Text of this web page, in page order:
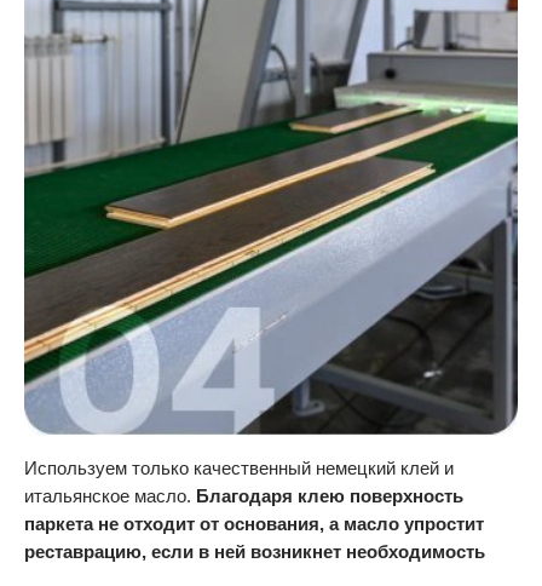
Используем только качественный немецкий клей и
итальянское масло. Благодаря клею поверхность
паркета не отходит от основания, а масло упростит
реставрацию, если в ней возникнет необходимость